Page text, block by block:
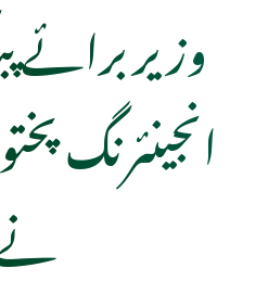
وزیر برائے
انجینئرنگ